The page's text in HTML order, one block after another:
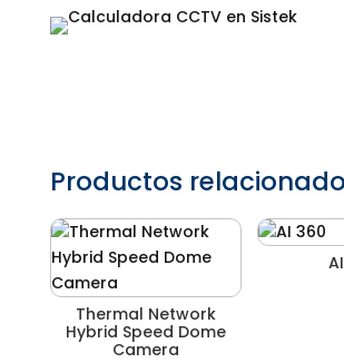
Productos
Thermal Network
Hybrid Speed Dome
Camera